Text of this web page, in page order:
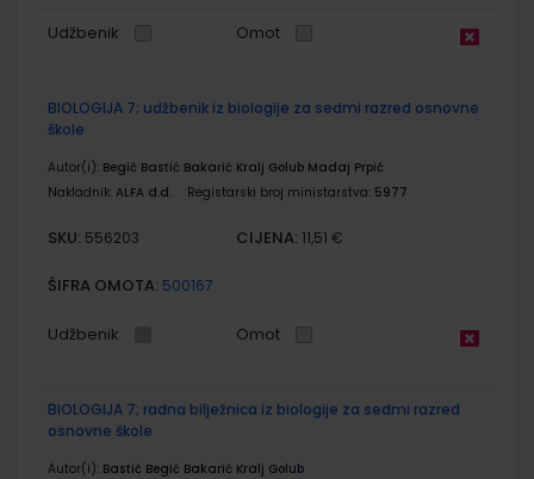
Udžbenik Omot
BIOLOGIJA 7; udžbenik iz biologije za sedmi razred osnovne
škole
Autor(i): Begić Bastić Bakarić Kralj Golub Madaj Prpić
Nakladnik: ALFA d.d. Registarski broj ministarstva: 5977
SKU: 556203 CIJENA: 11,51 €
ŠIFRA OMOTA: 500167
Udžbenik Omot
BIOLOGIJA 7; radna bilježnica iz biologije za sedmi razred
osnovne škole
Autor(i): Bastić Begić Bakarić Kralj Golub